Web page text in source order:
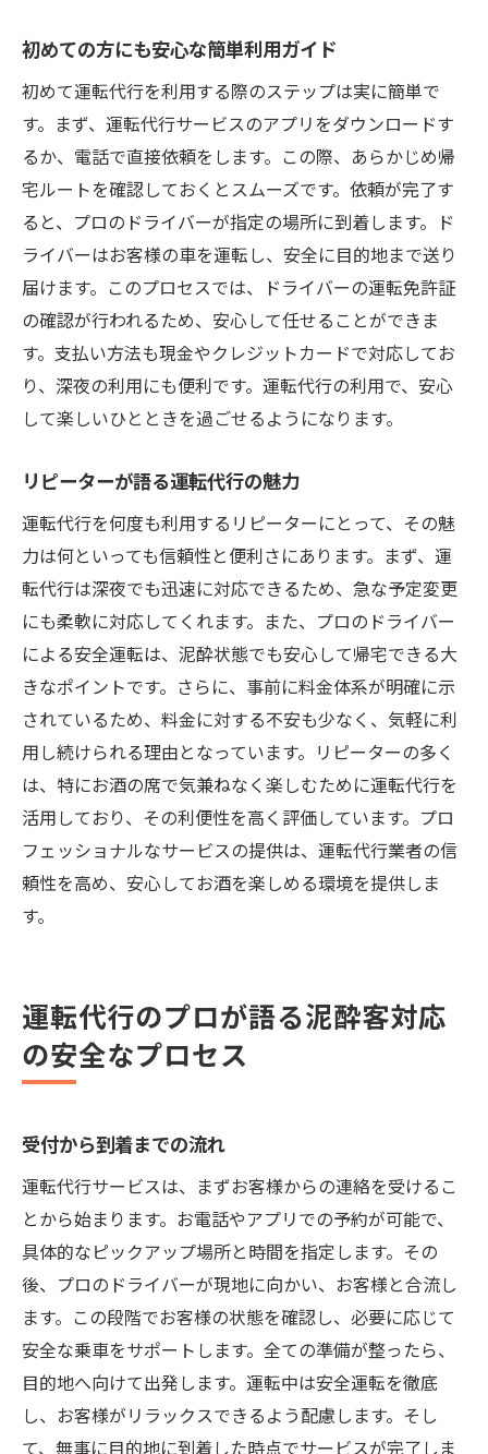
初めての方にも安心な簡単利用ガイド
初めて運転代行を利用する際のステップは実に簡単で
す。まず、運転代行サービスのアプリをダウンロードす
るか、電話で直接依頼をします。この際、あらかじめ帰
宅ルートを確認しておくとスムーズです。依頼が完了す
ると、プロのドライバーが指定の場所に到着します。ド
ライバーはお客様の車を運転し、安全に目的地まで送り
届けます。このプロセスでは、ドライバーの運転免許証
の確認が行われるため、安心して任せることができま
す。支払い方法も現金やクレジットカードで対応してお
り、深夜の利用にも便利です。運転代行の利用で、安心
して楽しいひとときを過ごせるようになります。
リピーターが語る運転代行の魅力
運転代行を何度も利用するリピーターにとって、その魅
力は何といっても信頼性と便利さにあります。まず、運
転代行は深夜でも迅速に対応できるため、急な予定変更
にも柔軟に対応してくれます。また、プロのドライバー
による安全運転は、泥酔状態でも安心して帰宅できる大
きなポイントです。さらに、事前に料金体系が明確に示
されているため、料金に対する不安も少なく、気軽に利
用し続けられる理由となっています。リピーターの多く
は、特にお酒の席で気兼ねなく楽しむために運転代行を
活用しており、その利便性を高く評価しています。プロ
フェッショナルなサービスの提供は、運転代行業者の信
頼性を高め、安心してお酒を楽しめる環境を提供しま
す。
運転代行のプロが語る泥酔客対応
の安全なプロセス
受付から到着までの流れ
運転代行サービスは、まずお客様からの連絡を受けるこ
とから始まります。お電話やアプリでの予約が可能で、
具体的なピックアップ場所と時間を指定します。その
後、プロのドライバーが現地に向かい、お客様と合流し
ます。この段階でお客様の状態を確認し、必要に応じて
安全な乗車をサポートします。全ての準備が整ったら、
目的地へ向けて出発します。運転中は安全運転を徹底
し、お客様がリラックスできるよう配慮します。そし
て、無事に目的地に到着した時点でサービスが完了しま